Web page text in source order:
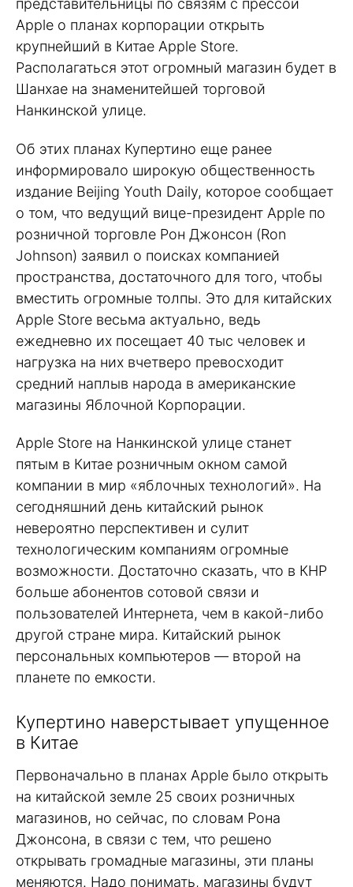
представительницы по связям с прессой
Apple о планах корпорации открыть
крупнейший в Китае Apple Store.
Располагаться этот огромный магазин будет в
Шанхае на знаменитейшей торговой
Нанкинской улице.
Об этих планах Купертино еще ранее
информировало широкую общественность
издание Beijing Youth Daily, которое сообщает
о том, что ведущий вице-президент Apple по
розничной торговле Рон Джонсон (Ron
Johnson) заявил о поисках компанией
пространства, достаточного для того, чтобы
вместить огромные толпы. Это для китайских
Apple Store весьма актуально, ведь
ежедневно их посещает 40 тыс человек и
нагрузка на них вчетверо превосходит
средний наплыв народа в американские
магазины Яблочной Корпорации.
Apple Store на Нанкинской улице станет
пятым в Китае розничным окном самой
компании в мир «яблочных технологий». На
сегодняшний день китайский рынок
невероятно перспективен и сулит
технологическим компаниям огромные
возможности. Достаточно сказать, что в КНР
больше абонентов сотовой связи и
пользователей Интернета, чем в какой-либо
другой стране мира. Китайский рынок
персональных компьютеров — второй на
планете по емкости.
Купертино наверстывает упущенное
в Китае
Первоначально в планах Apple было открыть
на китайской земле 25 своих розничных
магазинов, но сейчас, по словам Рона
Джонсона, в связи с тем, что решено
открывать громадные магазины, эти планы
меняются. Надо понимать, магазины будут